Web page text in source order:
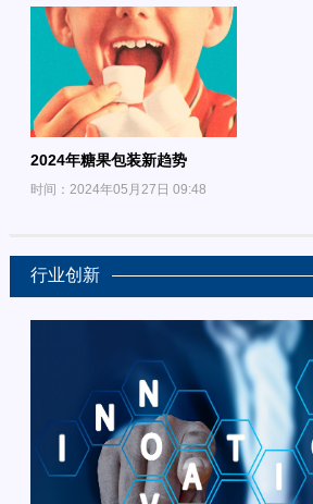
2024年糖果包装新趋势
时间：2024年05月27日 09:48
行业创新